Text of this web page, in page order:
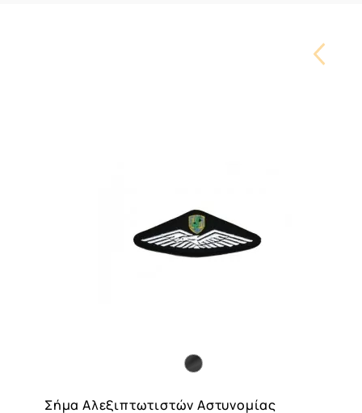
Σήμα Αλεξιπτωτιστών Αστυνομίας